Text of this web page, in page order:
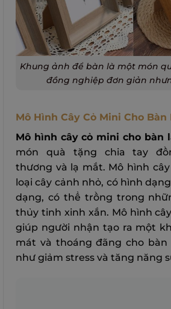
Khung ảnh để bàn là một món
đồng nghiệp đơn giản
Mô Hình Cây Cỏ Mini Cho Bàn
Mô hình cây cỏ mini cho bàn
món quà tặng chia tay
thương và lạ mắt. Mô hình
loại cây cảnh nhỏ, có hình
dạng, có thể trồng trong
thủy tinh xinh xắn. Mô hình
giúp người nhận tạo ra một
mát và thoáng đãng cho bàn
như giảm stress và tăng năng